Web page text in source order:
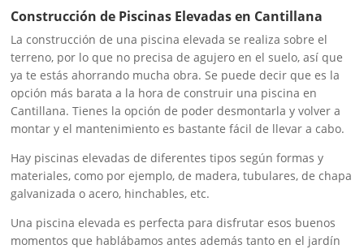
Construcción de Piscinas Elevadas en Cantillana
La construcción de una piscina elevada se realiza sobre el
terreno, por lo que no precisa de agujero en el suelo, así que
ya te estás ahorrando mucha obra. Se puede decir que es la
opción más barata a la hora de construir una piscina en
Cantillana. Tienes la opción de poder desmontarla y volver a
montar y el mantenimiento es bastante fácil de llevar a cabo.
Hay piscinas elevadas de diferentes tipos según formas y
materiales, como por ejemplo, de madera, tubulares, de chapa
galvanizada o acero, hinchables, etc.
Una piscina elevada es perfecta para disfrutar esos buenos
momentos que hablábamos antes además tanto en el jardín